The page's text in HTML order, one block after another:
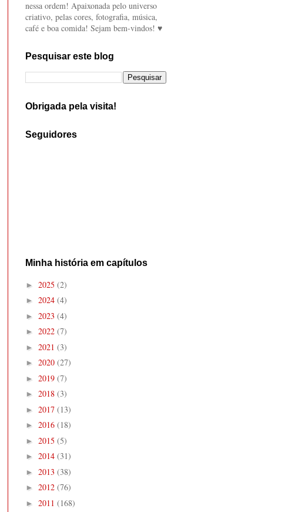
nessa ordem! Apaixonada pelo universo
criativo, pelas cores, fotografia, música,
café e boa comida! Sejam bem-vindos! ♥
Pesquisar este blog
Obrigada pela visita!
Seguidores
Minha história em capítulos
► 2025 (2)
► 2024 (4)
► 2023 (4)
► 2022 (7)
► 2021 (3)
► 2020 (27)
► 2019 (7)
► 2018 (3)
► 2017 (13)
► 2016 (18)
► 2015 (5)
► 2014 (31)
► 2013 (38)
► 2012 (76)
► 2011 (168)